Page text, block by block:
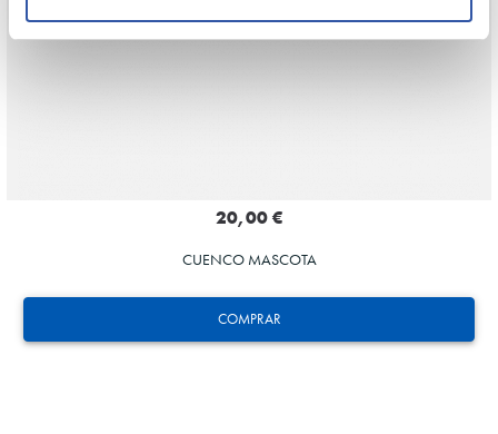
COMPRAR
20,00 €
CUENCO MASCOTA